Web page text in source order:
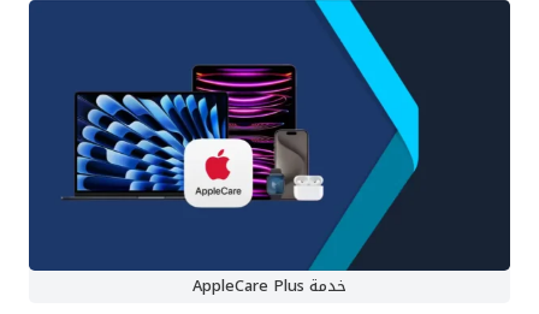
خدمة AppleCare Plus